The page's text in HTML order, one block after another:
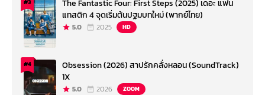
#3
The Fantastic Four: First Steps (2025) เดอะ แฟน
แทสติก 4 จุดเริ่มต้นปฐมบทใหม่ (พากย์ไทย)
5.0 2025 HD
#4
Obsession (2026) สาปรักคลั่งหลอน (SoundTrack)
1X
5.0 2026 ZOOM